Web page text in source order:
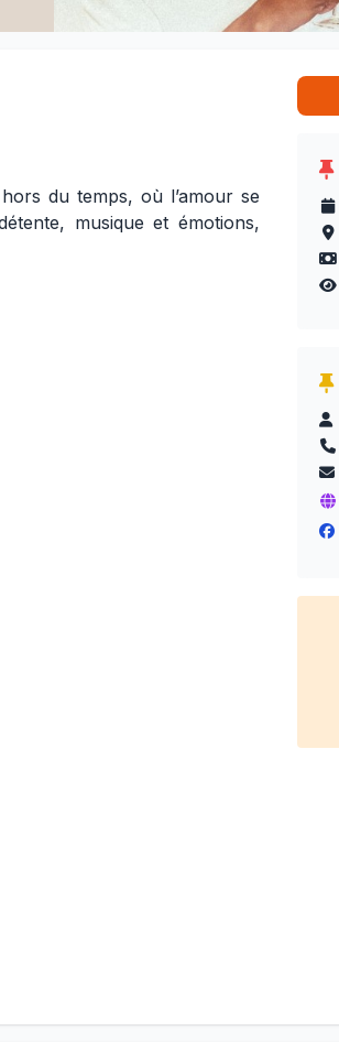
du temps, où l’amour se
musique et émotions,